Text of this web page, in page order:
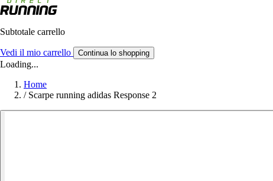
Subtotale carrello
Vedi il mio carrello Continua lo shopping
Loading...
Home
/ Scarpe running adidas Response 2